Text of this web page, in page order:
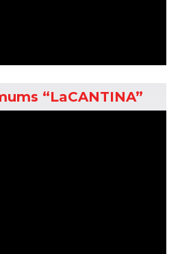
“LaCANTINA”